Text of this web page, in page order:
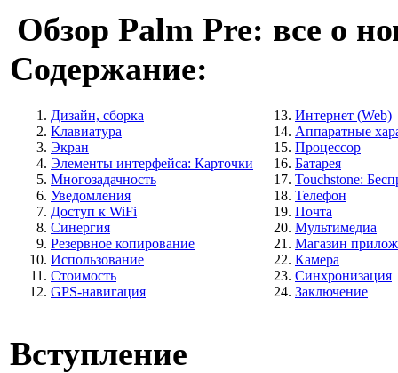
Обзор Palm Pre: все о
Содержание:
Дизайн, сборка
Клавиатура
Экран
Элементы интерфейса: Карточки
Многозадачность
Уведомления
Доступ к WiFi
Синергия
Резервное копирование
Использование
Стоимость
GPS-навигация
Интернет (Web)
Аппаратные
Процессор
Батарея
Touchstone:
Телефон
Почта
Мультимедиа
Магазин
Камера
Синхронизация
Заключение
Вступление